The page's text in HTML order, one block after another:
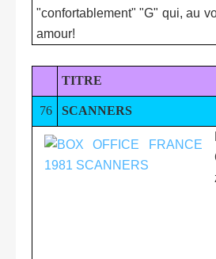
"confortablement" "G" qui, au
amour!
TITRE
76 SCANNERS